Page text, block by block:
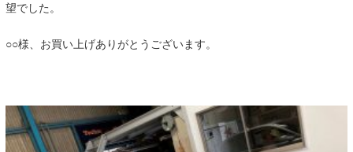
望でした。
○○様、お買い上げありがとうございます。